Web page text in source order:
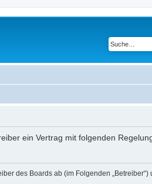
ein Vertrag mit folgenden
des Boards ab (im Folgenden